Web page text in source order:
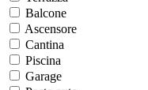
Balcone
Ascensore
Cantina
Piscina
Garage